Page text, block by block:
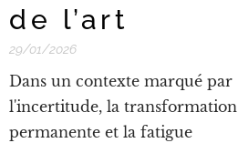
de l’art
29/01/2026
Dans un contexte marqué par
l'incertitude, la transformation
permanente et la fatigue